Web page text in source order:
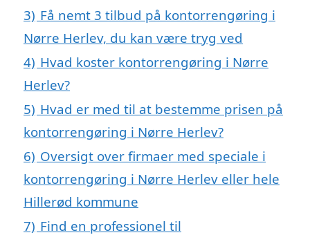
3) Få nemt 3 tilbud på kontorrengøring i
Nørre Herlev, du kan være tryg ved
4) Hvad koster kontorrengøring i Nørre
Herlev?
5) Hvad er med til at bestemme prisen på
kontorrengøring i Nørre Herlev?
6) Oversigt over firmaer med speciale i
kontorrengøring i Nørre Herlev eller hele
Hillerød kommune
7) Find en professionel til